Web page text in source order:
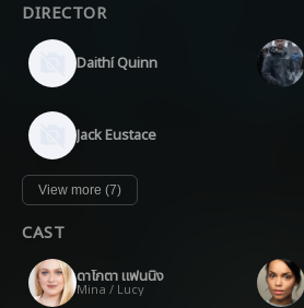
DIRECTOR
Daithí Quinn
Jack Eustace
View more (7)
CAST
ดาโกตา แฟนนิง
Mina / Lucy